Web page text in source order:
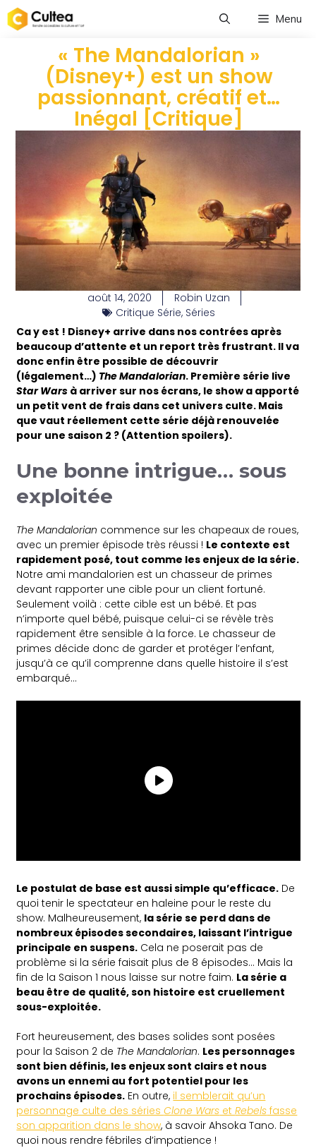
Menu
« The Mandalorian »
(Disney+) est un show
passionnant, créatif et…
Inégal [Critique]
août 14, 2020
Robin Uzan
Critique Série, Séries
Ca y est ! Disney+ arrive dans nos contrées après
beaucoup d’attente et un report très frustrant. Il va
donc enfin être possible de découvrir
(légalement…) The Mandalorian. Première série live
Star Wars à arriver sur nos écrans, le show a apporté
un petit vent de frais dans cet univers culte. Mais
que vaut réellement cette série déjà renouvelée
pour une saison 2 ? (Attention spoilers).
Une bonne intrigue… sous
exploitée
The Mandalorian commence sur les chapeaux de roues,
avec un premier épisode très réussi ! Le contexte est
rapidement posé, tout comme les enjeux de la série.
Notre ami mandalorien est un chasseur de primes
devant rapporter une cible pour un client fortuné.
Seulement voilà : cette cible est un bébé. Et pas
n’importe quel bébé, puisque celui-ci se révèle très
rapidement être sensible à la force. Le chasseur de
primes décide donc de garder et protéger l’enfant,
jusqu’à ce qu’il comprenne dans quelle histoire il s’est
embarqué…
Le postulat de base est aussi simple qu’efficace. De
quoi tenir le spectateur en haleine pour le reste du
show. Malheureusement, la série se perd dans de
nombreux épisodes secondaires, laissant l’intrigue
principale en suspens. Cela ne poserait pas de
problème si la série faisait plus de 8 épisodes… Mais la
fin de la Saison 1 nous laisse sur notre faim. La série a
beau être de qualité, son histoire est cruellement
sous-exploitée.
Fort heureusement, des bases solides sont posées
pour la Saison 2 de The Mandalorian. Les personnages
sont bien définis, les enjeux sont clairs et nous
avons un ennemi au fort potentiel pour les
prochains épisodes. En outre, il semblerait qu’un
personnage culte des sériesClone Wars etRebels fasse
son apparition dans le show, à savoir Ahsoka Tano. De
quoi nous rendre fébriles d’impatience !